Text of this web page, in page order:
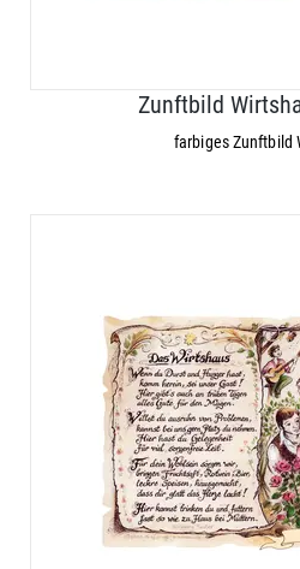
Zunftbild
farbiges Zunftbild